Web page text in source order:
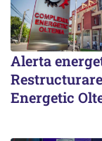
Alerta
Energetic